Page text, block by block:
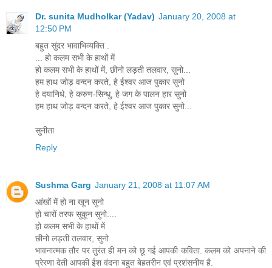
Dr. sunita Mudholkar (Yadav) January 20, 2008 at
12:50 PM
बहुत सुंदर भावाभिव्यक्ति .
... हो कलम सभी के हाथों में
हो कलम सभी के हाथों में, छीनो लड़ती तलवार, सुनो...
हम हाथ जोड़ वन्दन करते, हे ईश्वर आज पुकार सुनो
हे दयानिधे, हे करुण-सिन्धु, हे जग के पालन हार सुनो
हम हाथ जोड़ वन्दन करते, हे ईश्वर आज पुकार सुनो...
सुनीता
Reply
Sushma Garg January 21, 2008 at 11:07 AM
आंखों में हो ना खून सुनो
हो चारों तरफ सुकून सुनो....
हो कलम सभी के हाथों में
छीनो लड़ती तलवार, सुनो
भावनात्मक तौर पर तुरंत ही मन को छू गई आपकी कविता. कलम को अपनाने की
प्रेरणा देती आपकी ईश वंदना बहुत बेहतरीन एवं प्रशंसनीय है.